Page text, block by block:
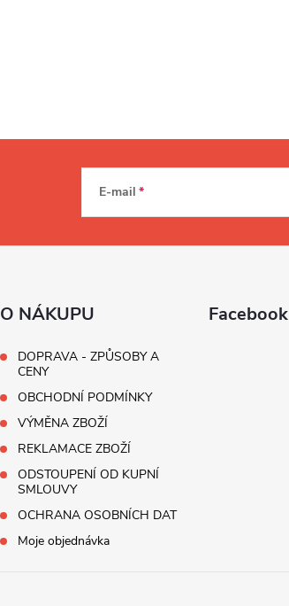
E-mail
O NÁKUPU
DOPRAVA - ZPŮSOBY A
CENY
OBCHODNÍ PODMÍNKY
VÝMĚNA ZBOŽÍ
REKLAMACE ZBOŽÍ
ODSTOUPENÍ OD KUPNÍ
SMLOUVY
OCHRANA OSOBNÍCH DAT
Moje objednávka
Facebook